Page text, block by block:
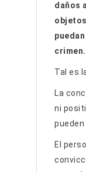
daños
crimen.
Tal es
La
ni
El